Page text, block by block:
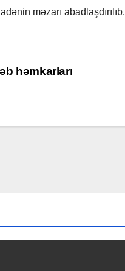
məzarı abadlaşdırılıb.
həmkarları